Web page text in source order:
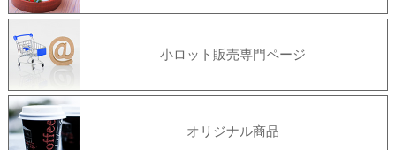
小ロット販売専門ページ
オリジナル商品